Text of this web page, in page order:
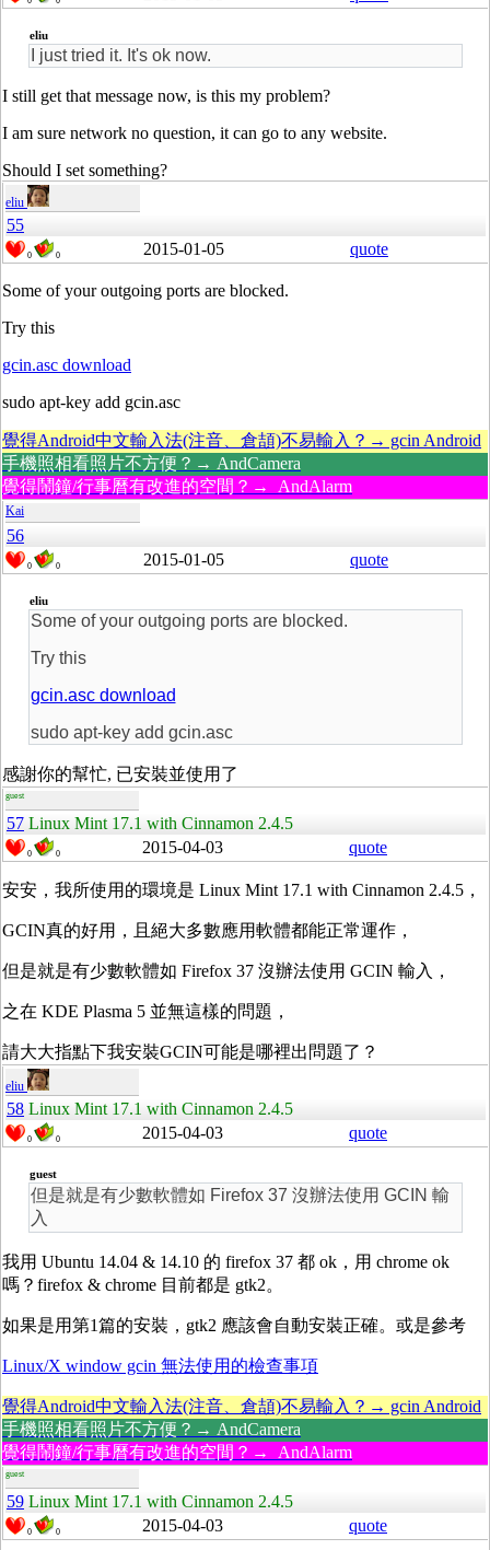
eliu
I just tried it. It's ok now.
I still get that message now, is this my problem?
I am sure network no question, it can go to any website.
Should I set something?
eliu
55
0 0 2015-01-05 quote
Some of your outgoing ports are blocked.
Try this
gcin.asc download
sudo apt-key add gcin.asc
覺得Android中文輸入法(注音、倉頡)不易輸入？→ gcin Android
手機照相看照片不方便？→ AndCamera
覺得鬧鐘/行事曆有改進的空間？→ AndAlarm
Kai
56
0 0 2015-01-05 quote
eliu
Some of your outgoing ports are blocked.
Try this
gcin.asc download
sudo apt-key add gcin.asc
感謝你的幫忙, 已安裝並使用了
guest
57 Linux Mint 17.1 with Cinnamon 2.4.5
0 0 2015-04-03 quote
安安，我所使用的環境是 Linux Mint 17.1 with Cinnamon 2.4.5，
GCIN真的好用，且絕大多數應用軟體都能正常運作，
但是就是有少數軟體如 Firefox 37 沒辦法使用 GCIN 輸入，
之在 KDE Plasma 5 並無這樣的問題，
請大大指點下我安裝GCIN可能是哪裡出問題了？
eliu
58 Linux Mint 17.1 with Cinnamon 2.4.5
0 0 2015-04-03 quote
guest
但是就是有少數軟體如 Firefox 37 沒辦法使用 GCIN 輸
入
我用 Ubuntu 14.04 & 14.10 的 firefox 37 都 ok，用 chrome ok
嗎？firefox & chrome 目前都是 gtk2。
如果是用第1篇的安裝，gtk2 應該會自動安裝正確。或是參考
Linux/X window gcin 無法使用的檢查事項
覺得Android中文輸入法(注音、倉頡)不易輸入？→ gcin Android
手機照相看照片不方便？→ AndCamera
覺得鬧鐘/行事曆有改進的空間？→ AndAlarm
guest
59 Linux Mint 17.1 with Cinnamon 2.4.5
0 0 2015-04-03 quote